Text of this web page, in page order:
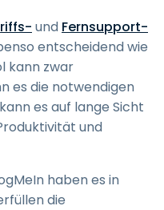
und Fernsupport-
entscheidend wie
kann zwar
es die notwendigen
es auf lange Sicht
und
haben es in
die